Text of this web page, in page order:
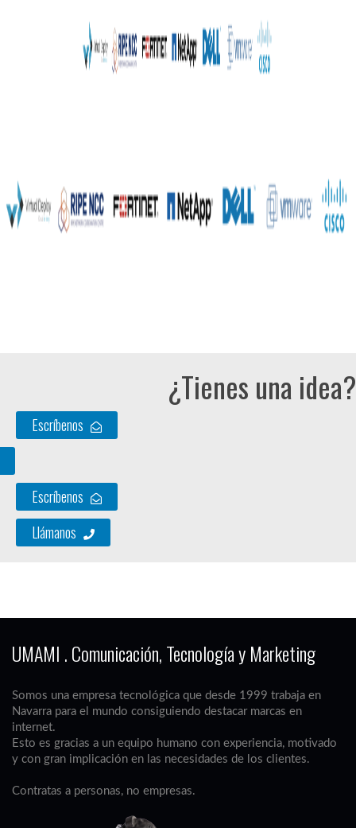
¿Tienes una idea?
Escríbenos
Escríbenos
Llámanos
UMAMI . Comunicación, Tecnología y Marketing
Somos una empresa tecnológica que desde 1999 trabaja en
Navarra para el mundo consiguiendo destacar marcas en
internet.
Esto es gracias a un equipo humano con experiencia, motivado
y con gran implicación en las necesidades de los clientes.
Contratas a personas, no empresas.